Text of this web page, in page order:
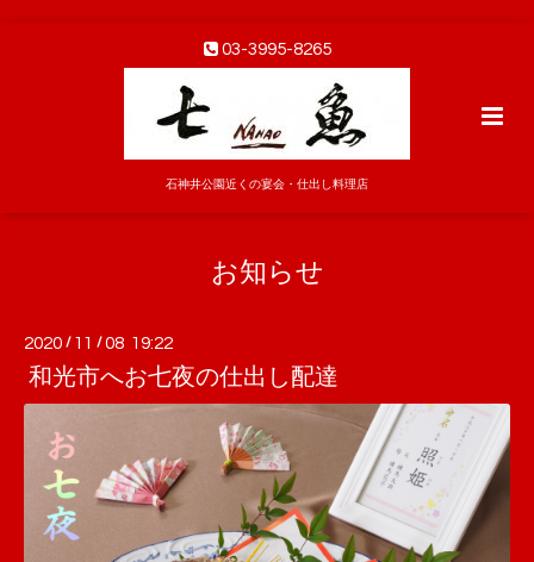
03-3995-8265
石神井公園近くの宴会・仕出し料理店
お知らせ
2020 / 11 /08 19:22
和光市へお七夜の仕出し配達